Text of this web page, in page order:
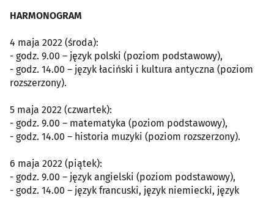
HARMONOGRAM
4 maja 2022 (środa):
- godz. 9.00 – język polski (poziom podstawowy),
- godz. 14.00 – język łaciński i kultura antyczna (poziom
rozszerzony).
5 maja 2022 (czwartek):
- godz. 9.00 – matematyka (poziom podstawowy),
- godz. 14.00 – historia muzyki (poziom rozszerzony).
6 maja 2022 (piątek):
- godz. 9.00 – język angielski (poziom podstawowy),
- godz. 14.00 – język francuski, język niemiecki, język